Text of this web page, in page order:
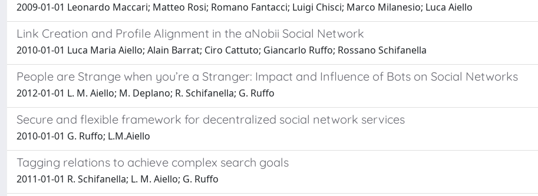
2009-01-01 Leonardo Maccari; Matteo Rosi; Romano Fantacci; Luigi Chisci; Marco Milanesio; Luca Aiello
Link Creation and Profile Alignment in the aNobii Social Network
2010-01-01 Luca Maria Aiello; Alain Barrat; Ciro Cattuto; Giancarlo Ruffo; Rossano Schifanella
People are Strange when you’re a Stranger: Impact and Influence of Bots on Social Networks
2012-01-01 L. M. Aiello; M. Deplano; R. Schifanella; G. Ruffo
Secure and flexible framework for decentralized social network services
2010-01-01 G. Ruffo; L.M.Aiello
Tagging relations to achieve complex search goals
2011-01-01 R. Schifanella; L. M. Aiello; G. Ruffo